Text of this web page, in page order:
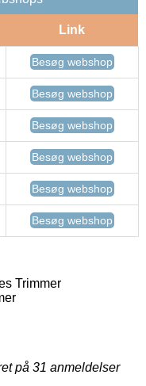
Link
Besøg webshop
Besøg webshop
Besøg webshop
Besøg webshop
Besøg webshop
Besøg webshop
Trimmer
på 31 anmeldelser